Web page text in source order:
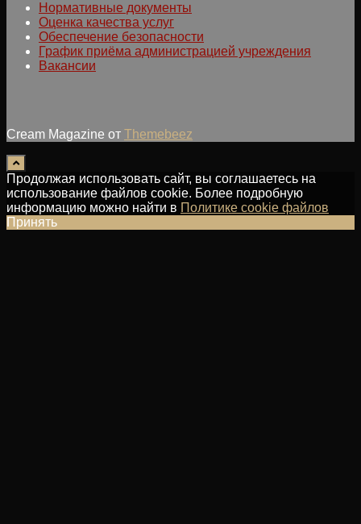
Нормативные документы
Оценка качества услуг
Обеспечение безопасности
График приёма администрацией учреждения
Вакансии
Cream Magazine от Themebeez
Продолжая использовать сайт, вы соглашаетесь на
использование файлов cookie. Более подробную
информацию можно найти в Политике cookie файлов
Принять